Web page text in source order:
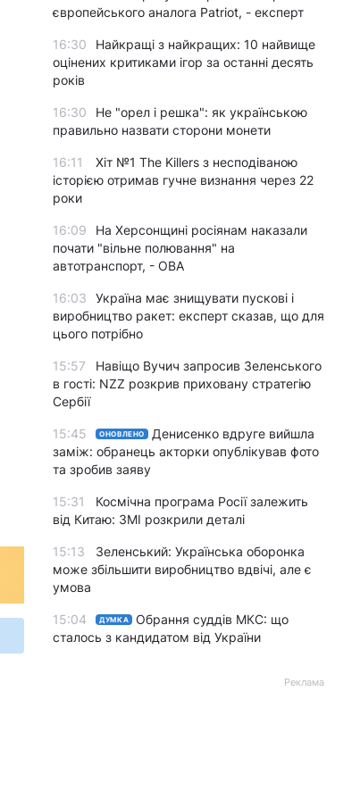
європейського аналога Patriot, - експерт
16:30
Найкращі з найкращих: 10 найвище
оцінених критиками ігор за останні десять
років
16:30
Не "орел і решка": як українською
правильно назвати сторони монети
16:11
Хіт №1 The Killers з несподіваною
історією отримав гучне визнання через 22
роки
16:09
На Херсонщині росіянам наказали
почати "вільне полювання" на
автотранспорт, - ОВА
16:03
Україна має знищувати пускові і
виробництво ракет: експерт сказав, що для
цього потрібно
15:57
Навіщо Вучич запросив Зеленського
в гості: NZZ розкрив приховану стратегію
Сербії
15:45 ОНОВЛЕНО
Денисенко вдруге вийшла
заміж: обранець акторки опублікував фото
та зробив заяву
15:31
Космічна програма Росії залежить
від Китаю: ЗМІ розкрили деталі
15:13
Зеленський: Українська оборонка
може збільшити виробництво вдвічі, але є
умова
15:04 ДУМКА
Обрання суддів МКС: що
сталось з кандидатом від України
Реклама